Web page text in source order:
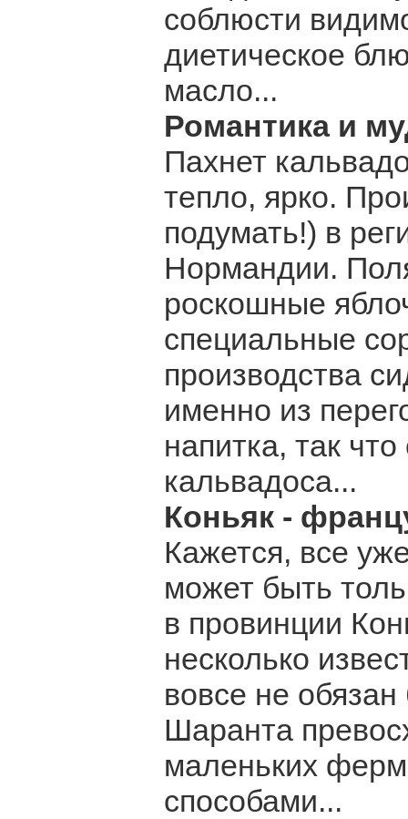
соблюсти
диетическое
масло...
Романтика и
Пахнет
тепло, ярко.
подумать!) в
Нормандии.
роскошные
специальные
производства
именно из
напитка, так
кальвадоса...
Коньяк -
Кажется, все
может быть
в провинции
несколько
вовсе не
Шаранта
маленьких
способами...